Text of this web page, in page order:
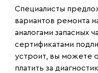
Специалисты
вариантов ремонта
аналогами запасных
сертификатами
устроит, вы можете
платить за